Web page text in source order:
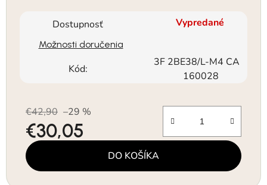
Dostupnosť Vypredané
Možnosti doručenia
Kód:
3F 2BE38/L-M4 CA
160028
€42,90 –29 %
€30,05
Jednotková cena: DO KOŠÍKA